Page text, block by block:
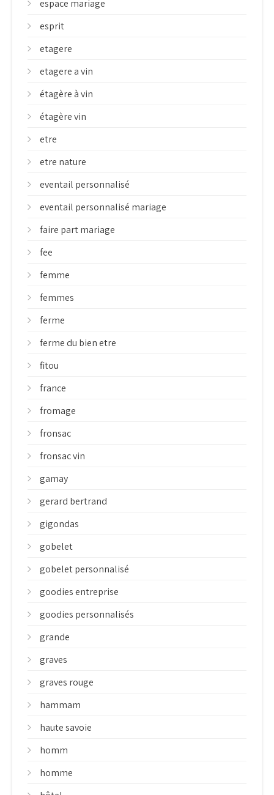
espace mariage
esprit
etagere
etagere a vin
étagère à vin
étagère vin
etre
etre nature
eventail personnalisé
eventail personnalisé mariage
faire part mariage
fee
femme
femmes
ferme
ferme du bien etre
fitou
france
fromage
fronsac
fronsac vin
gamay
gerard bertrand
gigondas
gobelet
gobelet personnalisé
goodies entreprise
goodies personnalisés
grande
graves
graves rouge
hammam
haute savoie
homm
homme